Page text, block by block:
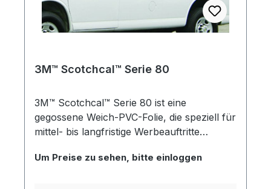
3M™ Scotchcal™ Serie 80
3M™ Scotchcal™ Serie 80 ist eine
gegossene Weich-PVC-Folie, die speziell für
mittel- bis langfristige Werbeauftritte
Verarbeitung am Flachbett- und
Um Preise zu sehen, bitte einloggen